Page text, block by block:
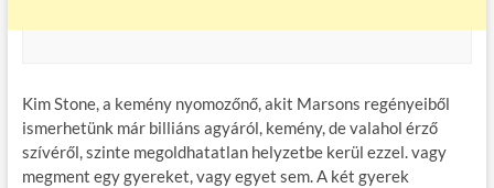
Kim Stone, a kemény nyomozőnő, akit Marsons regényeiből
ismerhetünk már billiáns agyáról, kemény, de valahol érző
szívéről, szinte megoldhatatlan helyzetbe kerül ezzel. vagy
megment egy gyereket, vagy egyet sem. A két gyerek